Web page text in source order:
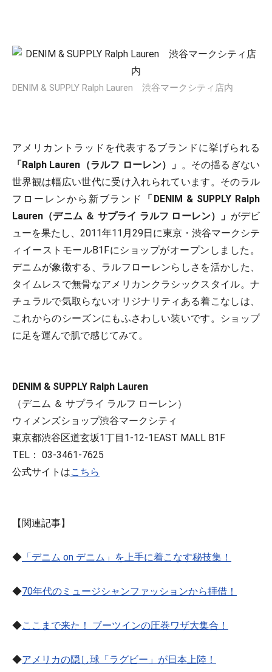
DENIM & SUPPLY Ralph Lauren 渋谷マークシティ店内
アメリカントラッドを代表するブランドに挙げられる
「Ralph Lauren（ラルフ ローレン）」 。その揺るぎない
世界観は幅広い世代に受け入れられています。そのラル
フローレンから新ブランド
「DENIM & SUPPLY Ralph
Lauren（デニム ＆ サプライ ラルフ ローレン）」 がデビ
ューを果たし、2011年11月29日に東京・渋谷マークシテ
ィイーストモールB1Fにショップがオープンしました。
デニムが象徴する、ラルフローレンらしさを活かした、
タイムレスで無骨なアメリカンクラシックスタイル。ナ
チュラルで気取らないオリジナリティある着こなしは、
これからのシーズンにもふさわしい装いです。ショップ
に足を運んで肌で感じてみて。
DENIM & SUPPLY Ralph Lauren
（デニム ＆ サプライ ラルフ ローレン）
ウィメンズショップ渋谷マークシティ
東京都渋谷区道玄坂1丁目1-12-1EAST MALL B1F
TEL： 03-3461-7625
公式サイトはこちら
【関連記事】
◆ 「デニム on デニム」を上手に着こなす秘技集！
◆70年代のミュージシャンファッションから拝借！
◆ここまで来た！ ブーツインの圧巻ワザ大集合！
◆アメリカの隠し球「ラグビー」が日本上陸！